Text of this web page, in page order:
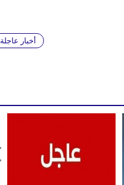
أخبار عاجلة